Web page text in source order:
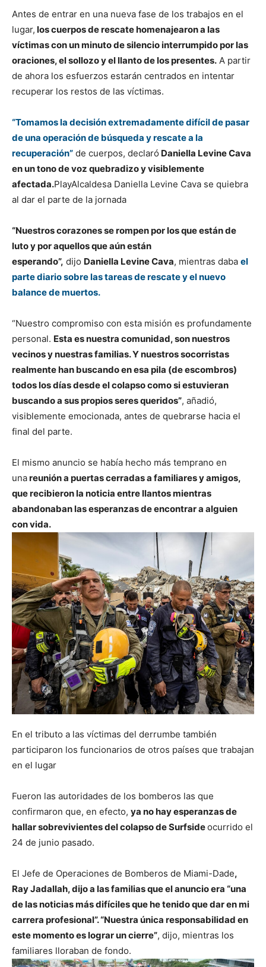
Antes de entrar en una nueva fase de los trabajos en el
lugar, los cuerpos de rescate homenajearon a las
víctimas con un minuto de silencio interrumpido por las
oraciones, el sollozo y el llanto de los presentes. A partir
de ahora los esfuerzos estarán centrados en intentar
recuperar los restos de las víctimas.
“Tomamos la decisión extremadamente difícil de pasar
de una operación de búsqueda y rescate a la
recuperación” de cuerpos, declaró Daniella Levine Cava
en un tono de voz quebradizo y visiblemente
afectada.PlayAlcaldesa Daniella Levine Cava se quiebra
al dar el parte de la jornada
“Nuestros corazones se rompen por los que están de
luto y por aquellos que aún están
esperando”, dijo Daniella Levine Cava, mientras daba el
parte diario sobre las tareas de rescate y el nuevo
balance de muertos.
“Nuestro compromiso con esta misión es profundamente
personal. Esta es nuestra comunidad, son nuestros
vecinos y nuestras familias. Y nuestros socorristas
realmente han buscando en esa pila (de escombros)
todos los días desde el colapso como si estuvieran
buscando a sus propios seres queridos”, añadió,
visiblemente emocionada, antes de quebrarse hacia el
final del parte.
El mismo anuncio se había hecho más temprano en
unareunión a puertas cerradas a familiares y amigos,
que recibieron la noticia entre llantos mientras
abandonaban las esperanzas de encontrar a alguien
con vida.
En el tributo a las víctimas del derrumbe también
participaron los funcionarios de otros países que trabajan
en el lugar
Fueron las autoridades de los bomberos las que
confirmaron que, en efecto, ya no hay esperanzas de
hallar sobrevivientes del colapso de Surfsideocurrido el
24 de junio pasado.
El Jefe de Operaciones de Bomberos de Miami-Dade,
Ray Jadallah, dijo a las familias que el anuncio era “una
de las noticias más difíciles que he tenido que dar en mi
carrera profesional”. “Nuestra única responsabilidad en
este momento es lograr un cierre”, dijo, mientras los
familiares lloraban de fondo.